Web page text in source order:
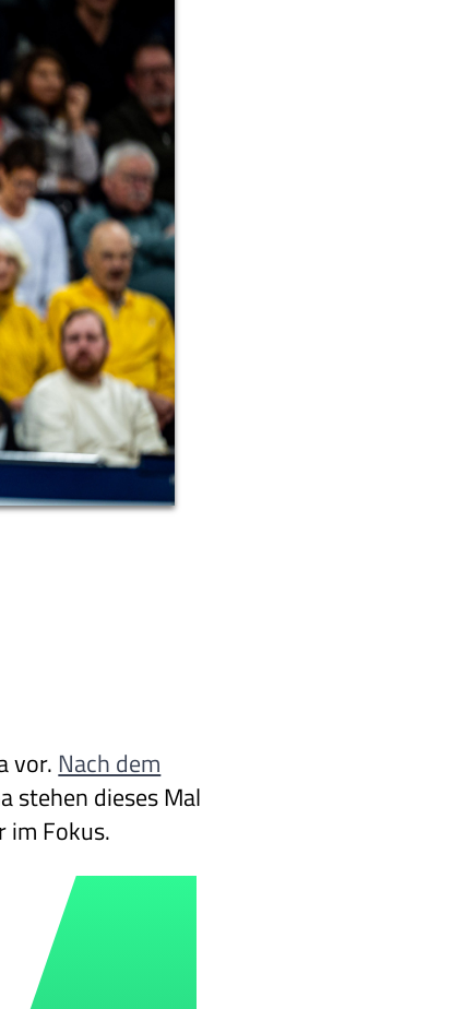
vor. Nach dem
stehen dieses Mal
im Fokus.